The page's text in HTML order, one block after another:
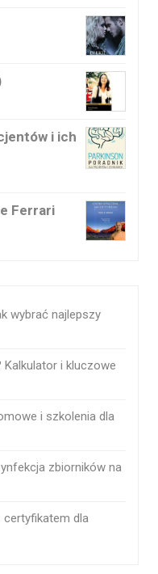
i ich
Ferrari
wybrać najlepszy
i kluczowe
i szkolenia dla
zbiorników na
certyfikatem dla